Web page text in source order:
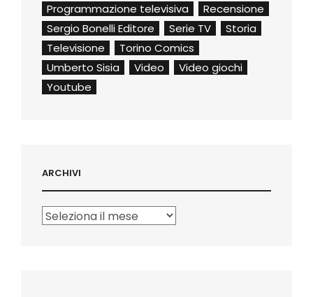
Programmazione televisiva
Recensione
Sergio Bonelli Editore
Serie TV
Storia
Televisione
Torino Comics
Umberto Sisia
Video
Video giochi
Youtube
ARCHIVI
Archivi